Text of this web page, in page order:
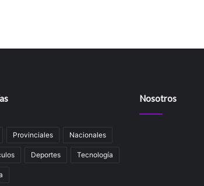
Provinciales Nacionales
Deportes Tecnología
Nosotros